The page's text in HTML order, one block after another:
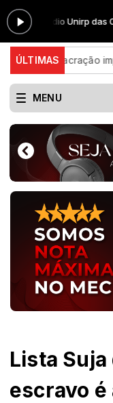
Radio Unirp das 07:00
ÚLTIMAS
e lacração impedem
MENU
Lista
escravo